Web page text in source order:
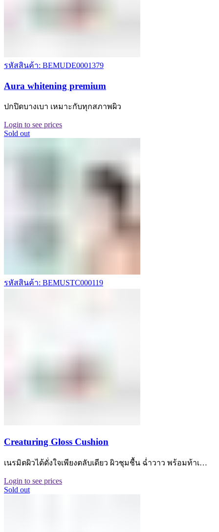
รหัสสินค้า: BEMUDE0001379
Aura whitening premium
ปกปิดบางเบา เหมาะกับทุกสภาพผิว
Login to see prices
Sold out
รหัสสินค้า: BEMUSTC000119
Creaturing Gloss Cushion
เนรมิตผิวได้ดั่งใจเพียงตลับเดียว ผิวชุมชื้น ฉ่ำวาว พร้อมท้าเ…
Login to see prices
Sold out